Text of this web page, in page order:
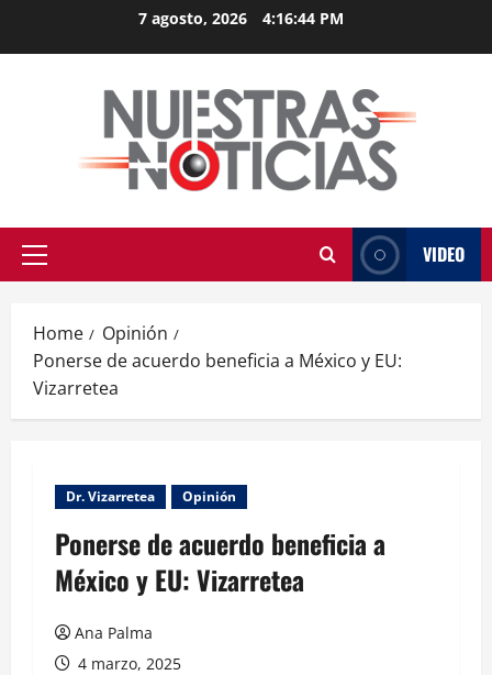
7 agosto, 2026 4:16:44 PM
Primary
VIDEO
Home
Opinión
Ponerse de acuerdo beneficia a México y EU:
Vizarretea
Dr. Vizarretea Opinión
Ponerse de acuerdo beneficia a
México y EU: Vizarretea
Ana Palma
4 marzo, 2025